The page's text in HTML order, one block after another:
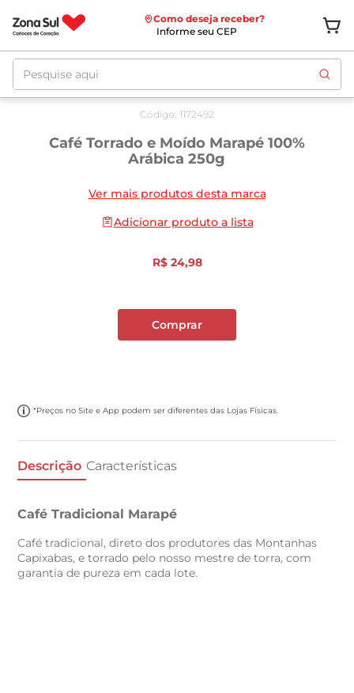
Como deseja receber?
Informe seu CEP
Pesquise aqui
Código: 1172492
Café Torrado e Moído Marapé 100%
Arábica 250g
Ver mais produtos desta marca
Adicionar produto a lista
R$ 24,98
Comprar
*Preços no Site e App podem ser diferentes das Lojas Físicas.
Descrição Características
Café Tradicional Marapé
Café tradicional, direto dos produtores das Montanhas
Capixabas, e torrado pelo nosso mestre de torra, com
garantia de pureza em cada lote.